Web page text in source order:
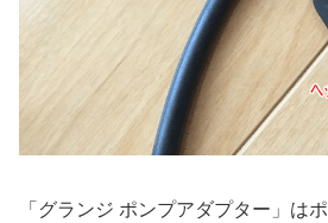
「グランジ ポンプアダプター」は